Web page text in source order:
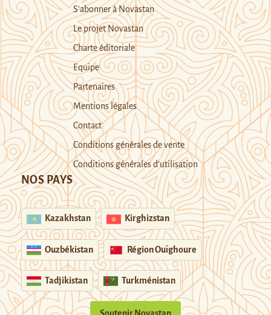
S’abonner à Novastan
Le projet Novastan
Charte éditoriale
Equipe
Partenaires
Mentions légales
Contact
Conditions générales de vente
Conditions générales d’utilisation
NOS PAYS
Kazakhstan Kirghizstan
Ouzbékistan Région Ouïghoure
Tadjikistan Turkménistan